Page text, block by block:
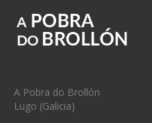
A Pobra do Brollón
Lugo (Galicia)